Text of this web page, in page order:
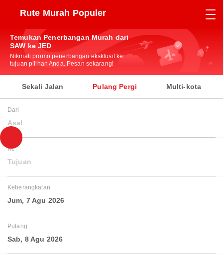
Rute Murah Populer
Temukan Penerbangan Murah dari
SAW ke JED
Nikmati promo penerbangan eksklusif ke
tujuan pilihan Anda. Pesan sekarang!
Sekali Jalan Pulang Pergi Multi-kota
Dari
Asal
Ke
Tujuan
Keberangkatan
Jum, 7 Agu 2026
Pulang
Sab, 8 Agu 2026